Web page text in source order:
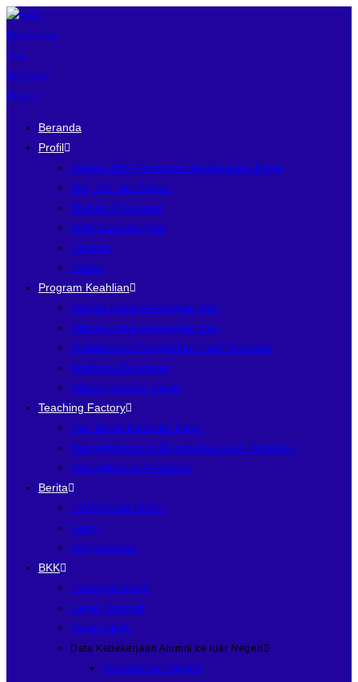
Beranda
Profil
Sejarah SMK Perikanan dan Kelautan Puger
Visi, Misi dan Tujuan
Struktur Organisasi
Profil Guru dan Staf
Fasilitas
Kontak
Program Keahlian
Nautika Kapal Penangkap Ikan
Teknika Kapal Penangkap Ikan
Agriteknologi Pengolahan Hasil Pertanian
Agribisnis Perikanan
Teknik Kontruksi Kapal
Teaching Factory
Tefa Teknik Kontruksi Kapal
Tefa Agriteknologi Pengolahan Hasil Pertanian
Tefa Agribisnis Perikanan
Berita
LOWONGAN GURU
Galeri
Pengumuman
BKK
Lowongan Kerja
Career Support
Tracer Study
Data Kebekerjaan Alumni ke luar Negeri
Berdasarkan Negara